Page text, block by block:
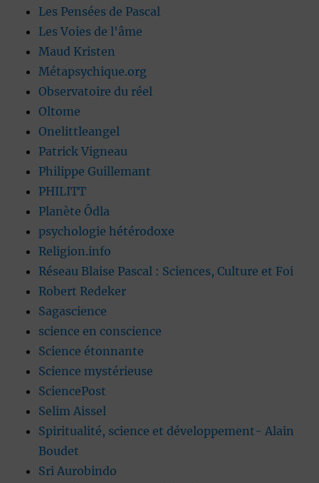
Les Pensées de Pascal
Les Voies de l'âme
Maud Kristen
Métapsychique.org
Observatoire du réel
Oltome
Onelittleangel
Patrick Vigneau
Philippe Guillemant
PHILITT
Planète Ôdla
psychologie hétérodoxe
Religion.info
Réseau Blaise Pascal : Sciences, Culture et Foi
Robert Redeker
Sagascience
science en conscience
Science étonnante
Science mystérieuse
SciencePost
Selim Aissel
Spiritualité, science et développement- Alain
Boudet
Sri Aurobindo